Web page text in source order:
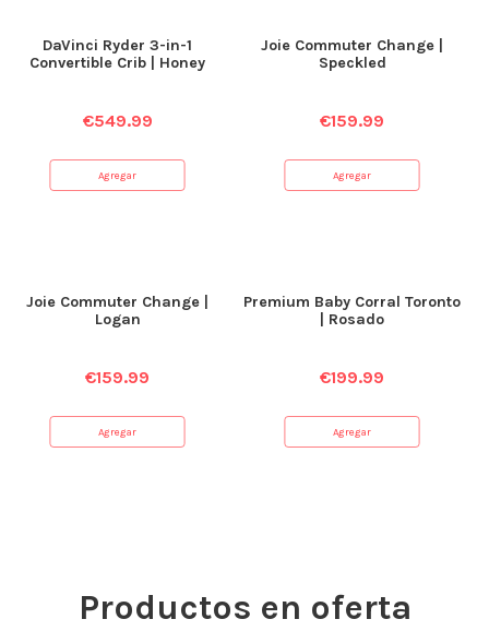
DaVinci Ryder 3-in-1
Convertible Crib | Honey
€549.99
Agregar
Joie Commuter Change |
Speckled
€159.99
Agregar
Joie Commuter Change |
Logan
€159.99
Agregar
Premium Baby Corral Toronto
| Rosado
€199.99
Agregar
Productos en oferta